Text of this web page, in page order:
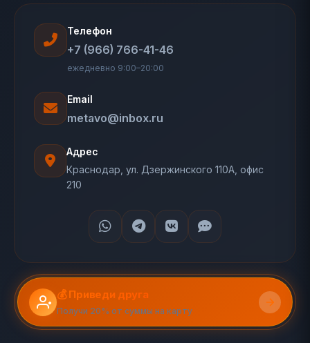
Телефон
+7 (966) 766-41-46
ежедневно 9:00–20:00
Email
metavo@inbox.ru
Адрес
Краснодар, ул. Дзержинского 110А, офис
210
💰 Приведи друга
Получи 20% от суммы на карту